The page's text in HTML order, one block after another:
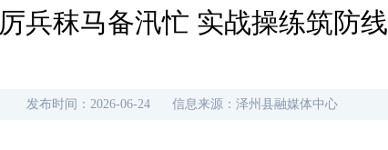
厉兵秣马备汛忙 实战操练筑防线
发布时间： 2026-06-24 信息来源： 泽州县融媒体中心